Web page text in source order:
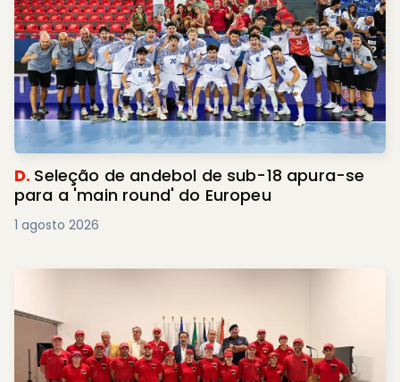
D. Seleção de andebol de sub-18 apura-se
para a 'main round' do Europeu
1 agosto 2026